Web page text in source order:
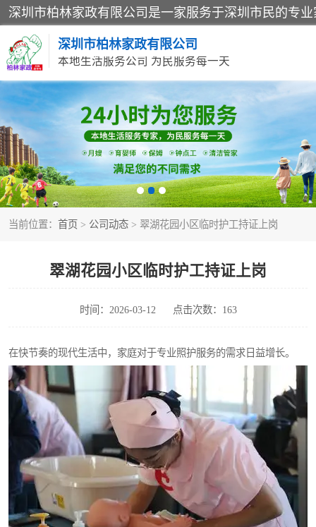
深圳市柏林家政有限公司
本地生活服务公司 为民服务每一天
当前位置： 首页 > 公司动态 > 翠湖花园小区临时护工持证上岗
翠湖花园小区临时护工持证上岗
时间：2026-03-12 点击次数：163
在快节奏的现代生活中，家庭对于专业照护服务的需求日益增长。
家居保洁
家庭保姆